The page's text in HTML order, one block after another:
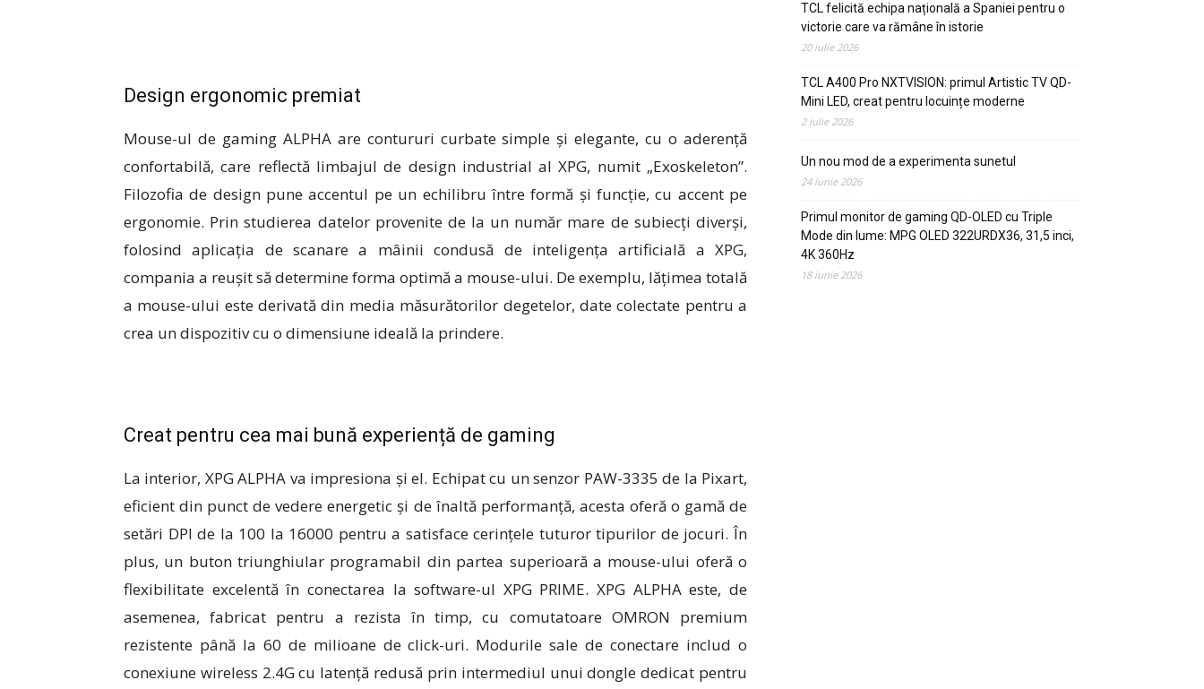
Design ergonomic premiat
Mouse-ul de gaming ALPHA are contururi curbate simple și elegante, cu o aderență
confortabilă, care reflectă limbajul de design industrial al XPG, numit „Exoskeleton”.
Filozofia de design pune accentul pe un echilibru între formă și funcție, cu accent pe
ergonomie. Prin studierea datelor provenite de la un număr mare de subiecți diverși,
folosind aplicația de scanare a mâinii condusă de inteligența artificială a XPG,
compania a reușit să determine forma optimă a mouse-ului. De exemplu, lățimea totală
a mouse-ului este derivată din media măsurătorilor degetelor, date colectate pentru a
crea un dispozitiv cu o dimensiune ideală la prindere.
Creat pentru cea mai bună experiență de gaming
La interior, XPG ALPHA va impresiona și el. Echipat cu un senzor PAW-3335 de la Pixart,
eficient din punct de vedere energetic și de înaltă performanță, acesta oferă o gamă de
setări DPI de la 100 la 16000 pentru a satisface cerințele tuturor tipurilor de jocuri. În
plus, un buton triunghiular programabil din partea superioară a mouse-ului oferă o
flexibilitate excelentă în conectarea la software-ul XPG PRIME. XPG ALPHA este, de
asemenea, fabricat pentru a rezista în timp, cu comutatoare OMRON premium
rezistente până la 60 de milioane de click-uri. Modurile sale de conectare includ o
conexiune wireless 2.4G cu latență redusă prin intermediul unui dongle dedicat pentru
TCL felicită echipa națională a Spaniei pentru o
victorie care va rămâne în istorie
20 iulie 2026
TCL A400 Pro NXTVISION: primul Artistic TV QD-
Mini LED, creat pentru locuințe moderne
2 iulie 2026
Un nou mod de a experimenta sunetul
24 iunie 2026
Primul monitor de gaming QD-OLED cu Triple
Mode din lume: MPG OLED 322URDX36, 31,5 inci,
4K 360Hz
18 iunie 2026